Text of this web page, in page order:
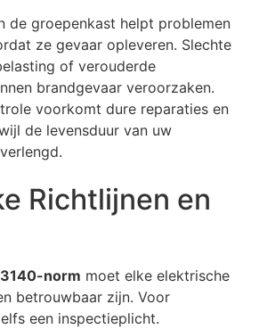
de groepenkast helpt problemen
ze gevaar opleveren. Slechte
of verouderde
brandgevaar veroorzaken.
voorkomt dure reparaties en
de levensduur van uw
Richtlijnen en
3140-norm moet elke elektrische
betrouwbaar zijn. Voor
een inspectieplicht.